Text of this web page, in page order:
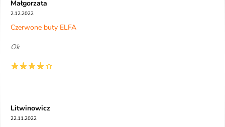
Małgorzata
2.12.2022
Czerwone buty ELFA
Ok
Litwinowicz
22.11.2022